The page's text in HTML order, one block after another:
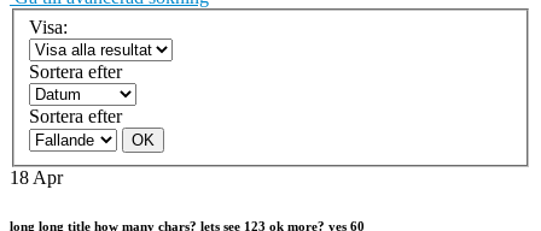
Visa:
Sortera efter
Sortera efter
OK
18 Apr
long long title how many chars? lets see 123 ok more? yes 60